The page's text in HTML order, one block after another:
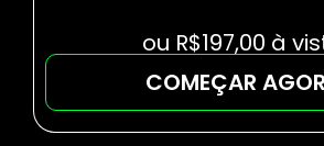
ou R$197,00 à
COMEÇAR